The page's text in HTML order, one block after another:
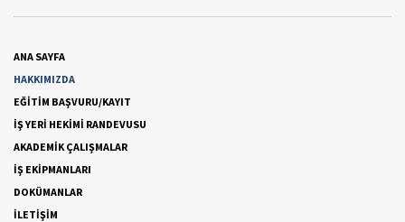
ANA SAYFA
HAKKIMIZDA
EĞİTİM BAŞVURU/KAYIT
İŞ YERİ HEKİMİ RANDEVUSU
AKADEMİK ÇALIŞMALAR
İŞ EKİPMANLARI
DOKÜMANLAR
İLETİŞİM